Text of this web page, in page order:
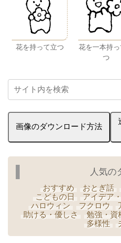
花を持って立つ
花を一本持
つ
画像のダウンロード方法
人気の
おすすめ おとぎ話
こどもの日
アイデア
ハロウィン
フクロウ
助ける・優しさ
勉強・資
多様性